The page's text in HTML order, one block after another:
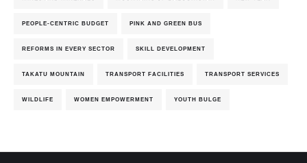
PEOPLE-CENTRIC BUDGET PINK AND GREEN BUS
REFORMS IN EVERY SECTOR SKILL DEVELOPMENT
TAKATU MOUNTAIN TRANSPORT FACILITIES TRANSPORT SERVICES
WILDLIFE WOMEN EMPOWERMENT YOUTH BULGE